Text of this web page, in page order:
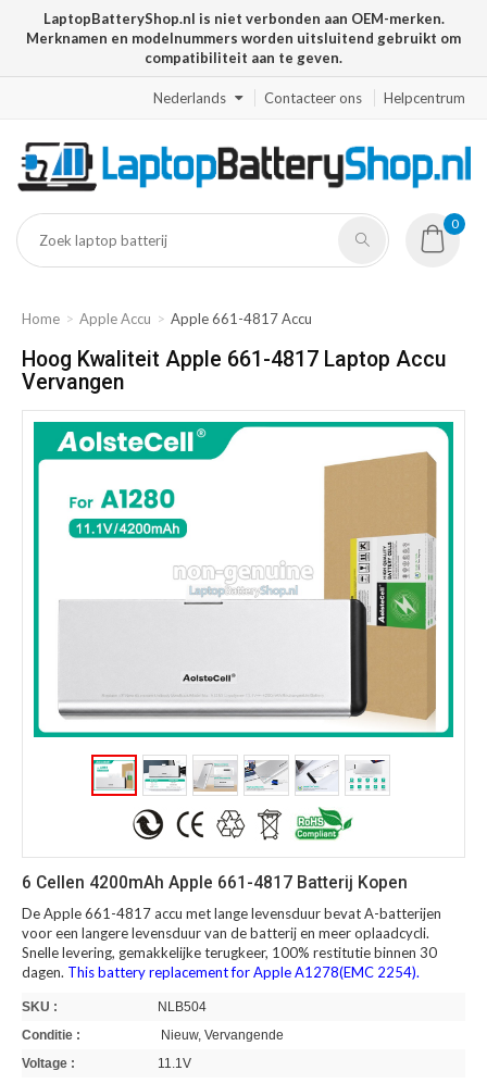
LaptopBatteryShop.nl is niet verbonden aan OEM-merken.
Merknamen en modelnummers worden uitsluitend gebruikt om
compatibiliteit aan te geven.
Nederlands Contacteer ons Helpcentrum
0
Home Apple Accu Apple 661-4817 Accu
Hoog Kwaliteit Apple 661-4817 Laptop Accu
Vervangen
6 Cellen 4200mAh Apple 661-4817 Batterij Kopen
De Apple 661-4817 accu met lange levensduur bevat A-batterijen
voor een langere levensduur van de batterij en meer oplaadcycli.
Snelle levering, gemakkelijke terugkeer, 100% restitutie binnen 30
dagen. This battery replacement for Apple A1278(EMC 2254).
SKU :
NLB504
Conditie :
Nieuw, Vervangende
Voltage :
11.1V